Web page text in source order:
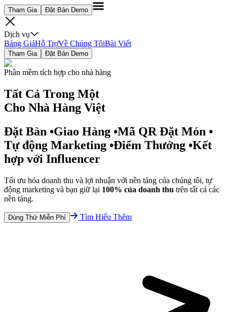
Tham Gia Đặt Bản Demo
Dịch vụ
Bảng GiáHỗ TrợVề Chúng TôiBài Viết
Tham Gia Đặt Bản Demo
Phần mềm tích hợp cho nhà hàng
Tất Cả Trong Một
Cho Nhà Hàng Việt
Đặt Bàn •Giao Hàng •Mã QR Đặt Món •
Tự động Marketing •Điểm Thưởng •Kết
hợp với Influencer
Tối ưu hóa doanh thu và lợi nhuận với nền tảng của chúng tôi, tự
động marketing và bạn giữ lại 100% của doanh thu trên tất cả các
nền tảng.
Dùng Thử Miễn Phí Tìm Hiểu Thêm